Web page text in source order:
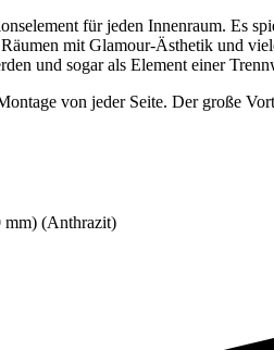
für jeden Innenraum. Es
mit Glamour-Ästhetik und
und sogar als Element einer
von jeder Seite. Der große
mm) (Anthrazit)